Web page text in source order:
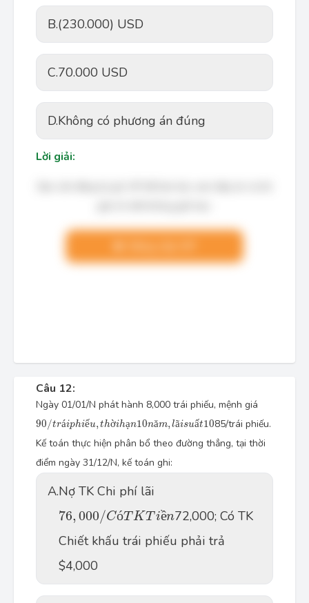
B.(230.000) USD
C.70.000 USD
D.Không có phương án đúng
Lời giải:
Câu 12:
Ngày 01/01/N phát hành 8,000 trái phiếu, mệnh giá
90/tráiphiếu, thờihạn10năm, lãisuất10
90 /t ái p hi ếu h ờ h ạn 10nă m su ấ 10
85/trái phiếu.
Kế toán thực hiện phân bổ theo đường thẳng, tại thời
điểm ngày 31/12/N, kế toán ghi:
A.Nợ TK Chi phí lãi
76, 000/CóTKTiền
76 000 /CóTKTiền 72,000; Có TK
Chiết khấu trái phiếu phải trả
$4,000